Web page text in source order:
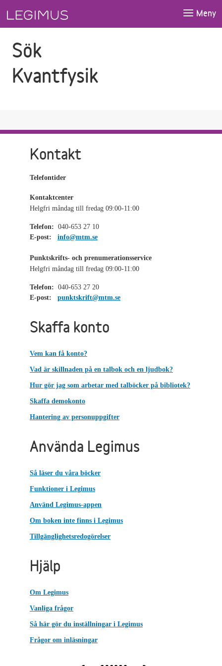
Meny
Sök
Kvantfysik
Kontakt
Telefontider
Kontaktcenter
Helgfri måndag till fredag 09:00-11:00
Telefon: 040-653 27 10
E-post:
info@mtm.se
Punktskrifts- och prenumerationsservice
Helgfri måndag till fredag 09:00-11:00
Telefon: 040-653 27 20
E-post:
punktskrift@mtm.se
Skaffa konto
Vem kan få konto?
Vad är skillnaden på en talbok och en ljudbok?
Hur gör jag som arbetar med talböcker på bibliotek?
Skaffa demokonto
Hantering av personuppgifter
Använda Legimus
Så läser du våra böcker
Funktioner i Legimus
Använd Legimus-appen
Om boken inte finns i Legimus
Tillgänglighetsredogörelser
Hjälp
Om Legimus
Vanliga frågor
Så här gör du inställningar i Legimus
Frågor om inläsningar